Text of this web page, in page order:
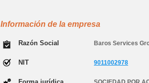
Información de la empresa
Razón Social Baros Services
NIT 9011002978